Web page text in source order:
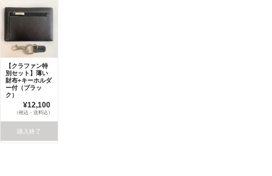
【クラファン特
別セット】薄い
財布+キーホルダ
ー付（ブラッ
ク）
¥12,100
（税込・送料込）
購入終了